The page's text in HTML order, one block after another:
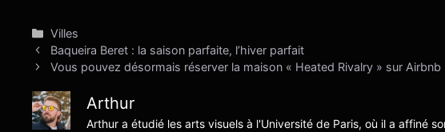
Catégories
Villes
Baqueira Beret : la saison parfaite, l’hiver parfait
Vous pouvez désormais réserver la maison « Heated Rivalry » sur Airbnb
Arthur
Arthur a étudié les arts visuels à l'Université de Paris, où il a affiné